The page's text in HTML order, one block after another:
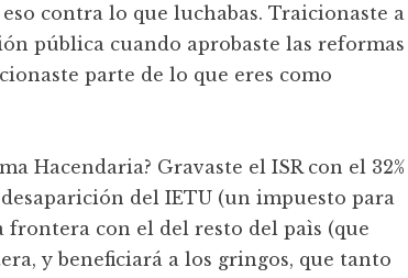
contra lo que luchabas. Traicionaste a
pública cuando aprobaste las reformas
parte de lo que eres como
Hacendaria? Gravaste el ISR con el 32%
del IETU (un impuesto para
frontera con el del resto del paìs (que
y beneficiará a los gringos, que tanto